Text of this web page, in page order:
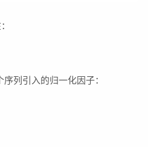
列引入的归一化因子：